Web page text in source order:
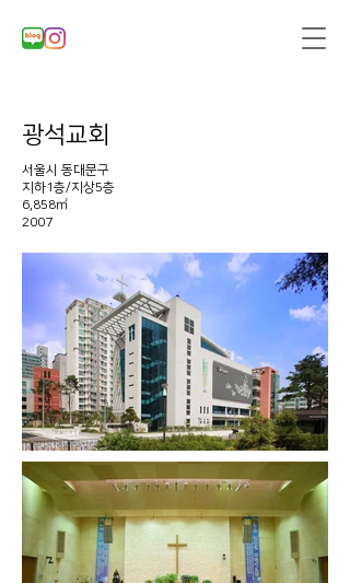
광석교회
서울시 동대문구
지하1층/지상5층
6,858㎡
2007